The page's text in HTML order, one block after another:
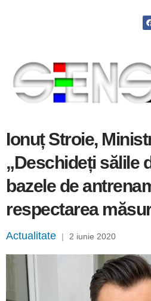
Ionuț Stroie,
„Deschideți sălile
bazele de
respectarea
Actualitate | 2 iunie 2020